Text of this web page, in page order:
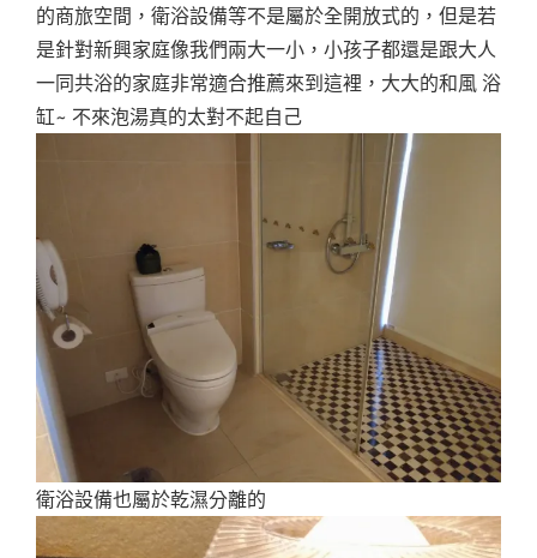
的商旅空間，衛浴設備等不是屬於全開放式的，但是若
是針對新興家庭像我們兩大一小，小孩子都還是跟大人
一同共浴的家庭非常適合推薦來到這裡，大大的和風 浴
缸~ 不來泡湯真的太對不起自己
衛浴設備也屬於乾濕分離的